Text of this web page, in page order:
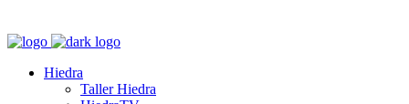
Hiedra
Taller Hiedra